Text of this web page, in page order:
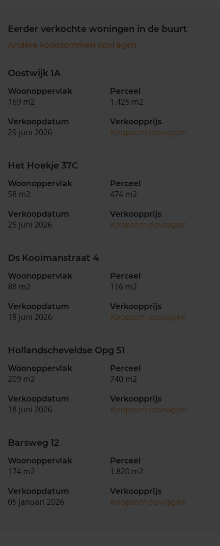
Eerder verkochte woningen in de buurt
Andere koopsommen opvragen
Oostwijk 1A
Woonoppervlak
169 m2
Perceel
1.425 m2
Verkoopdatum
29 juni 2026
Verkoopprijs
Koopsom opvragen
Het Hoekje 37C
Woonoppervlak
58 m2
Perceel
474 m2
Verkoopdatum
25 juni 2026
Verkoopprijs
Koopsom opvragen
Ds Kooimanstraat 4
Woonoppervlak
88 m2
Perceel
116 m2
Verkoopdatum
18 juni 2026
Verkoopprijs
Koopsom opvragen
Hollandscheveldse Opg 51
Woonoppervlak
209 m2
Perceel
740 m2
Verkoopdatum
18 juni 2026
Verkoopprijs
Koopsom opvragen
Barsweg 12
Woonoppervlak
174 m2
Perceel
1.820 m2
Verkoopdatum
05 januari 2026
Verkoopprijs
Koopsom opvragen